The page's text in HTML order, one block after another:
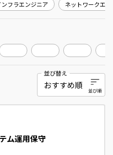
並び替え
ム運用保守
ンフラエンジニア ネットワークエ